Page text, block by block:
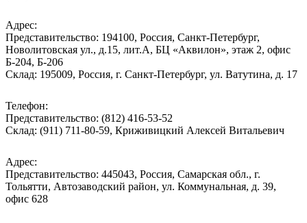
Адрес:
Представительство: 194100, Россия, Санкт-Петербург,
Новолитовская ул., д.15, лит.А, БЦ «Аквилон», этаж 2, офис
Б-204, Б-206
Склад: 195009, Россия, г. Санкт-Петербург, ул. Ватутина, д. 17
Телефон:
Представительство: (812) 416-53-52
Склад: (911) 711-80-59, Криживицкий Алексей Витальевич
Адрес:
Представительство: 445043, Россия, Самарская обл., г.
Тольятти, Автозаводский район, ул. Коммунальная, д. 39,
офис 628